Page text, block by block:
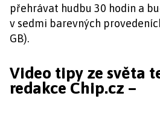
přehrávat hudbu 30 hodin a
v sedmi barevných
GB).
Video tipy ze světa
redakce Chip.cz –